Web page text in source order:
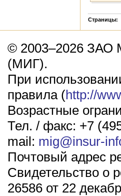
Страницы:
© 2003–2026 ЗАО
(МИГ).
При
правила (http://
Возрастные
Тел. / факс: +7
mail: mig@insur-
Почтовый адрес
Свидетельство о
26586 от 22